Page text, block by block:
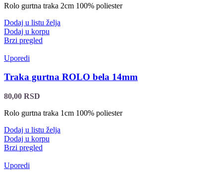
Rolo gurtna traka 2cm 100% poliester
Dodaj u listu želja
Dodaj u korpu
Brzi pregled
Uporedi
Traka gurtna ROLO bela 14mm
80,00 RSD
Rolo gurtna traka 1cm 100% poliester
Dodaj u listu želja
Dodaj u korpu
Brzi pregled
Uporedi